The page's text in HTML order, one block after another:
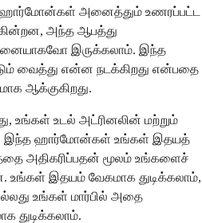
அனைத்தும் உணரப்பட்ட
அந்த ஆபத்து
இருக்கலாம். இந்த
வைத்து என்ன நடக்கிறது என்பதை
ஆக்குகிறது.
உங்கள் உடல் அட்ரினலின் மற்றும்
இந்த ஹார்மோன்கள் உங்கள் இதயத்
அதிகரிப்பதன் மூலம் உங்களைச்
உங்கள் இதயம் வேகமாக துடிக்கலாம்,
உங்கள் மார்பில் அதை
துடிக்கலாம்.